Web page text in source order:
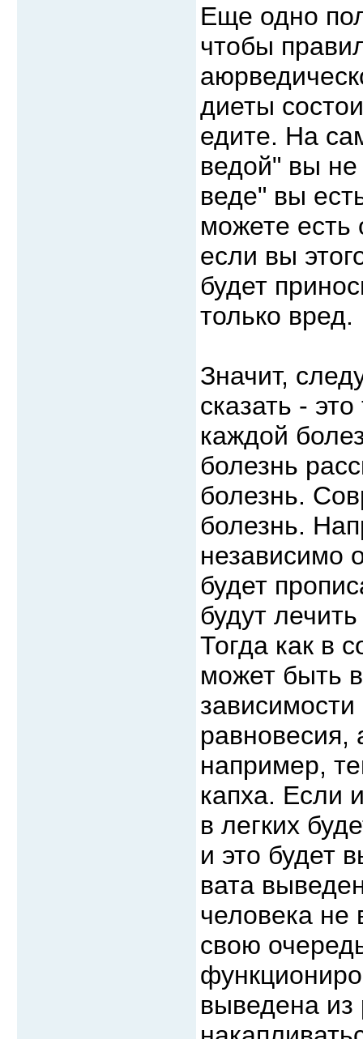
Еще одно
чтобы
диеты
едите. На
ведой" вы
веде" вы
можете есть
если вы
будет
только вред.
Значит,
сказать -
каждой
болезнь
болезнь.
болезнь.
независимо
будет
будут
Тогда как в
может быть
равновесия,
например,
капха. Если
в легких
и это будет
вата
человека не
свою
выведена из